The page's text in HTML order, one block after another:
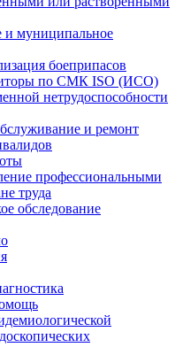
и муниципальное
боеприпасов
по СМК ISO (ИСО)
нетрудоспособности
и ремонт
профессиональными
труда
обследование